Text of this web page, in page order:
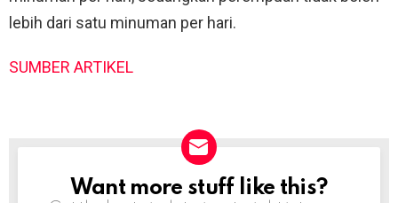
lebih dari satu minuman per hari.
SUMBER ARTIKEL
NEWSLETTER
Want more stuff like this?